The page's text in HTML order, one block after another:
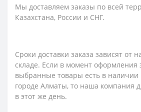
Мы доставляем заказы по всей
Казахстана, России и СНГ.
Сроки доставки заказа зависят от
складе. Если в момент оформления
выбранные товары есть в
городе Алматы, то наша компания
в этот же день.